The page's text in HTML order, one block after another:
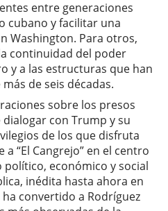
entre generaciones
cubano y facilitar una
Washington. Para otros,
continuidad del poder
y a las estructuras que han
de seis décadas.
sobre los presos
con Trump y su
de los que disfruta
“El Cangrejo” en el centro
económico y social
inédita hasta ahora en
convertido a Rodríguez